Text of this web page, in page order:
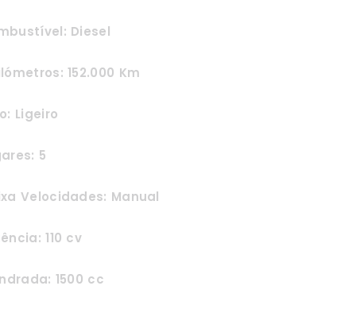
Diesel
152.000 Km
Ligeiro
5
Velocidades: Manual
110 cv
1500 cc